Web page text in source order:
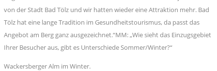
von der Stadt Bad Tölz und wir hatten wieder eine Attraktion mehr. Bad
Tölz hat eine lange Tradition im Gesundheitstourismus, da passt das
Angebot am Berg ganz ausgezeichnet.“MM: „Wie sieht das Einzugsgebiet
Ihrer Besucher aus, gibt es Unterschiede Sommer/Winter?“
Wackersberger Alm im Winter.